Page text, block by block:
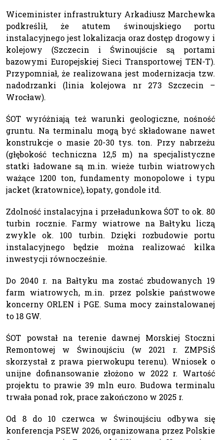
Wiceminister infrastruktury Arkadiusz Marchewka
podkreślił, że atutem świnoujskiego portu
instalacyjnego jest lokalizacja oraz dostęp drogowy i
kolejowy (Szczecin i Świnoujście są portami
bazowymi Europejskiej Sieci Transportowej TEN-T).
Przypomniał, że realizowana jest modernizacja tzw.
nadodrzanki (linia kolejowa nr 273 Szczecin –
Wrocław).
ŚOT wyróżniają też warunki geologiczne, nośność
gruntu. Na terminalu mogą być składowane nawet
konstrukcje o masie 20-30 tys. ton. Przy nabrzeżu
(głębokość techniczna 12,5 m) na specjalistyczne
statki ładowane są m.in. wieże turbin wiatrowych
ważące 1200 ton, fundamenty monopolowe i typu
jacket (kratownice), łopaty, gondole itd.
Zdolność instalacyjna i przeładunkowa ŚOT to ok. 80
turbin rocznie. Farmy wiatrowe na Bałtyku liczą
zwykle ok. 100 turbin. Dzięki rozbudowie portu
instalacyjnego będzie można realizować kilka
inwestycji równocześnie.
Do 2040 r. na Bałtyku ma zostać zbudowanych 19
farm wiatrowych, m.in. przez polskie państwowe
koncerny ORLEN i PGE. Suma mocy zainstalowanej
to 18 GW.
ŚOT powstał na terenie dawnej Morskiej Stoczni
Remontowej w Świnoujściu (w 2021 r. ZMPSiŚ
skorzystał z prawa pierwokupu terenu). Wniosek o
unijne dofinansowanie złożono w 2022 r. Wartość
projektu to prawie 39 mln euro. Budowa terminalu
trwała ponad rok, prace zakończono w 2025 r.
Od 8 do 10 czerwca w Świnoujściu odbywa się
konferencja PSEW 2026, organizowana przez Polskie